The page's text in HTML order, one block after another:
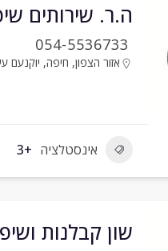
ה.ר. שירותים
054-5536733
אזור הצפון, חיפה, יוקנעם
אינסטלציה +3
שון קבלנות